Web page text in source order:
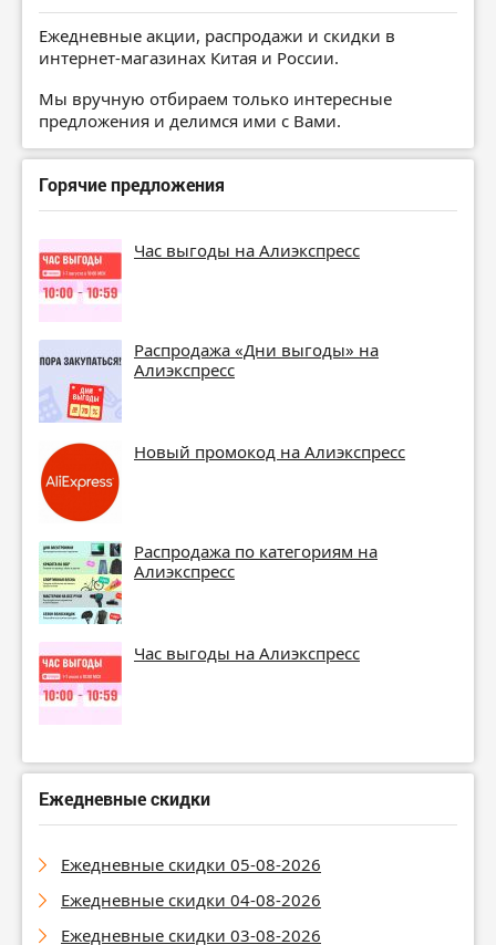
Ежедневные акции, распродажи и скидки в
интернет-магазинах Китая и России.
Мы вручную отбираем только интересные
предложения и делимся ими с Вами.
Горячие предложения
Час выгоды на Алиэкспресс
Распродажа «Дни выгоды» на
Алиэкспресс
Новый промокод на Алиэкспресс
Распродажа по категориям на
Алиэкспресс
Час выгоды на Алиэкспресс
Ежедневные скидки
Ежедневные скидки 05-08-2026
Ежедневные скидки 04-08-2026
Ежедневные скидки 03-08-2026